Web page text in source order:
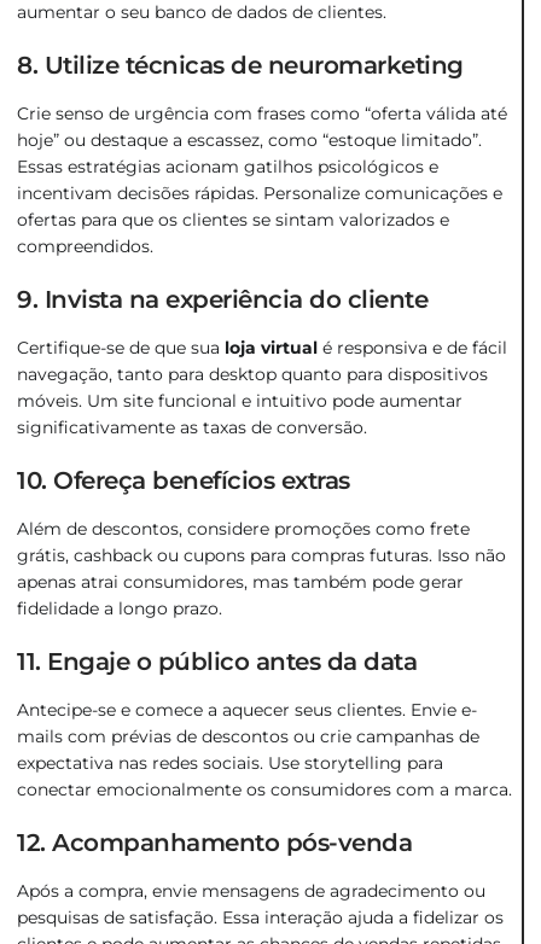
aumentar o seu banco de dados de clientes.
8. Utilize técnicas de neuromarketing
Crie senso de urgência com frases como “oferta válida até
hoje” ou destaque a escassez, como “estoque limitado”.
Essas estratégias acionam gatilhos psicológicos e
incentivam decisões rápidas. Personalize comunicações e
ofertas para que os clientes se sintam valorizados e
compreendidos​.
9. Invista na experiência do cliente
Certifique-se de que sua loja virtual é responsiva e de fácil
navegação, tanto para desktop quanto para dispositivos
móveis. Um site funcional e intuitivo pode aumentar
significativamente as taxas de conversão​.
10. Ofereça benefícios extras
Além de descontos, considere promoções como frete
grátis, cashback ou cupons para compras futuras. Isso não
apenas atrai consumidores, mas também pode gerar
fidelidade a longo prazo​.
11. Engaje o público antes da data
Antecipe-se e comece a aquecer seus clientes. Envie e-
mails com prévias de descontos ou crie campanhas de
expectativa nas redes sociais. Use storytelling para
conectar emocionalmente os consumidores com a marca​.
12. Acompanhamento pós-venda
Após a compra, envie mensagens de agradecimento ou
pesquisas de satisfação. Essa interação ajuda a fidelizar os